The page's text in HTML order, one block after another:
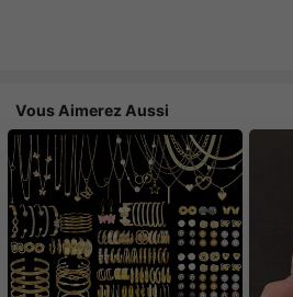
Vous Aimerez Aussi